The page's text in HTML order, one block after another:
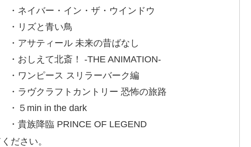
・ネイバー・イン・ザ・ウインドウ
・リズと青い鳥
・アサティール 未来の昔ばなし
・おしえて北斎！ -THE ANIMATION-
・ワンピース スリラーバーク編
・ラヴクラフトカントリー 恐怖の旅路
・５min in the dark
・貴族降臨 PRINCE OF LEGEND
ださい。